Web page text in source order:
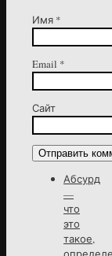
Имя *
Email *
Сайт
Абсурд
—
что
это
такое,